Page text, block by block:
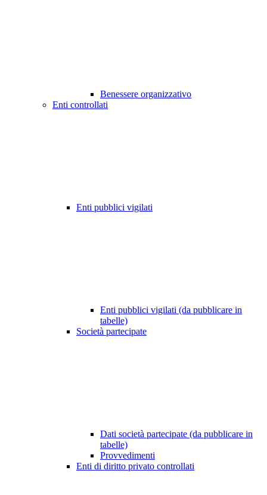
Benessere organizzativo
Enti controllati
Enti pubblici vigilati
Enti pubblici vigilati (da pubblicare in
tabelle)
Società partecipate
Dati società partecipate (da pubblicare in
tabelle)
Provvedimenti
Enti di diritto privato controllati